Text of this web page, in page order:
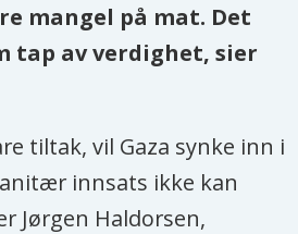
mangel på mat. Det
tap av verdighet, sier
tiltak, vil Gaza synke inn i
innsats ikke kan
Jørgen Haldorsen,